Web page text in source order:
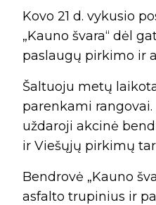
Kovo 21 d. vykusio
„Kauno švara“ dėl
paslaugų pirkimo ir
Šaltuoju metų
parenkami
uždaroji akcinė
ir Viešųjų pirkimų
Bendrovė „Kauno
asfalto trupinius ir